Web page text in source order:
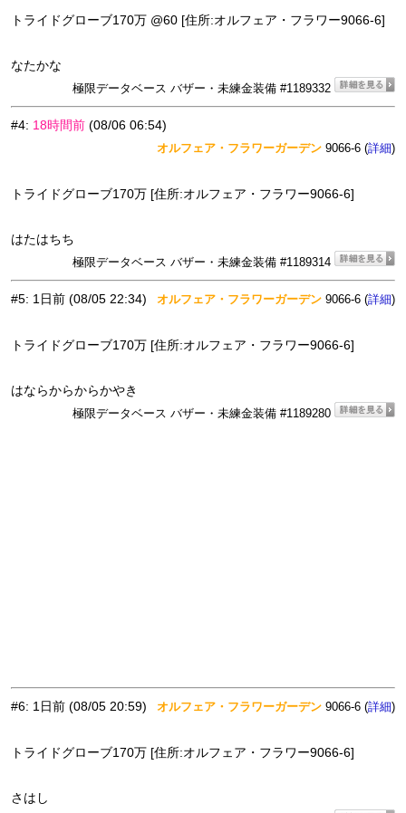
トライドグローブ170万 @60 [住所:オルフェア・フラワー9066-6]
なたかな
極限データベース バザー・未練金装備 #1189332
#4: 18時間前 (08/06 06:54)
オルフェア・フラワーガーデン 9066-6 (詳細)
トライドグローブ170万 [住所:オルフェア・フラワー9066-6]
はたはちち
極限データベース バザー・未練金装備 #1189314
#5: 1日前 (08/05 22:34) オルフェア・フラワーガーデン 9066-6 (詳細)
トライドグローブ170万 [住所:オルフェア・フラワー9066-6]
はならからからかやき
極限データベース バザー・未練金装備 #1189280
#6: 1日前 (08/05 20:59) オルフェア・フラワーガーデン 9066-6 (詳細)
トライドグローブ170万 [住所:オルフェア・フラワー9066-6]
さはし